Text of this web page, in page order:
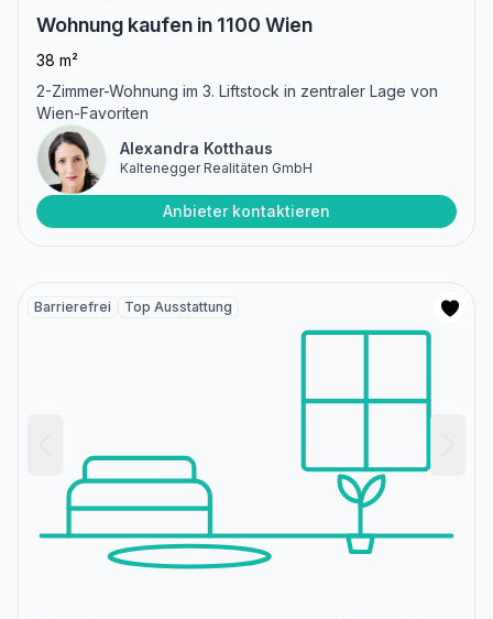
Wohnung kaufen in 1100 Wien
38 m²
2-Zimmer-Wohnung im 3. Liftstock in zentraler Lage von
Wien-Favoriten
Alexandra Kotthaus
Kaltenegger Realitäten GmbH
Anbieter kontaktieren
Barrierefrei Top Ausstattung